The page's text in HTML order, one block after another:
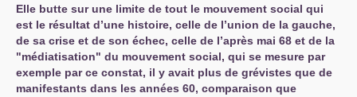
Elle butte sur une limite de tout le mouvement social qui
est le résultat d’une histoire, celle de l’union de la gauche,
de sa crise et de son échec, celle de l’après mai 68 et de la
"médiatisation" du mouvement social, qui se mesure par
exemple par ce constat, il y avait plus de grévistes que de
manifestants dans les années 60, comparaison que